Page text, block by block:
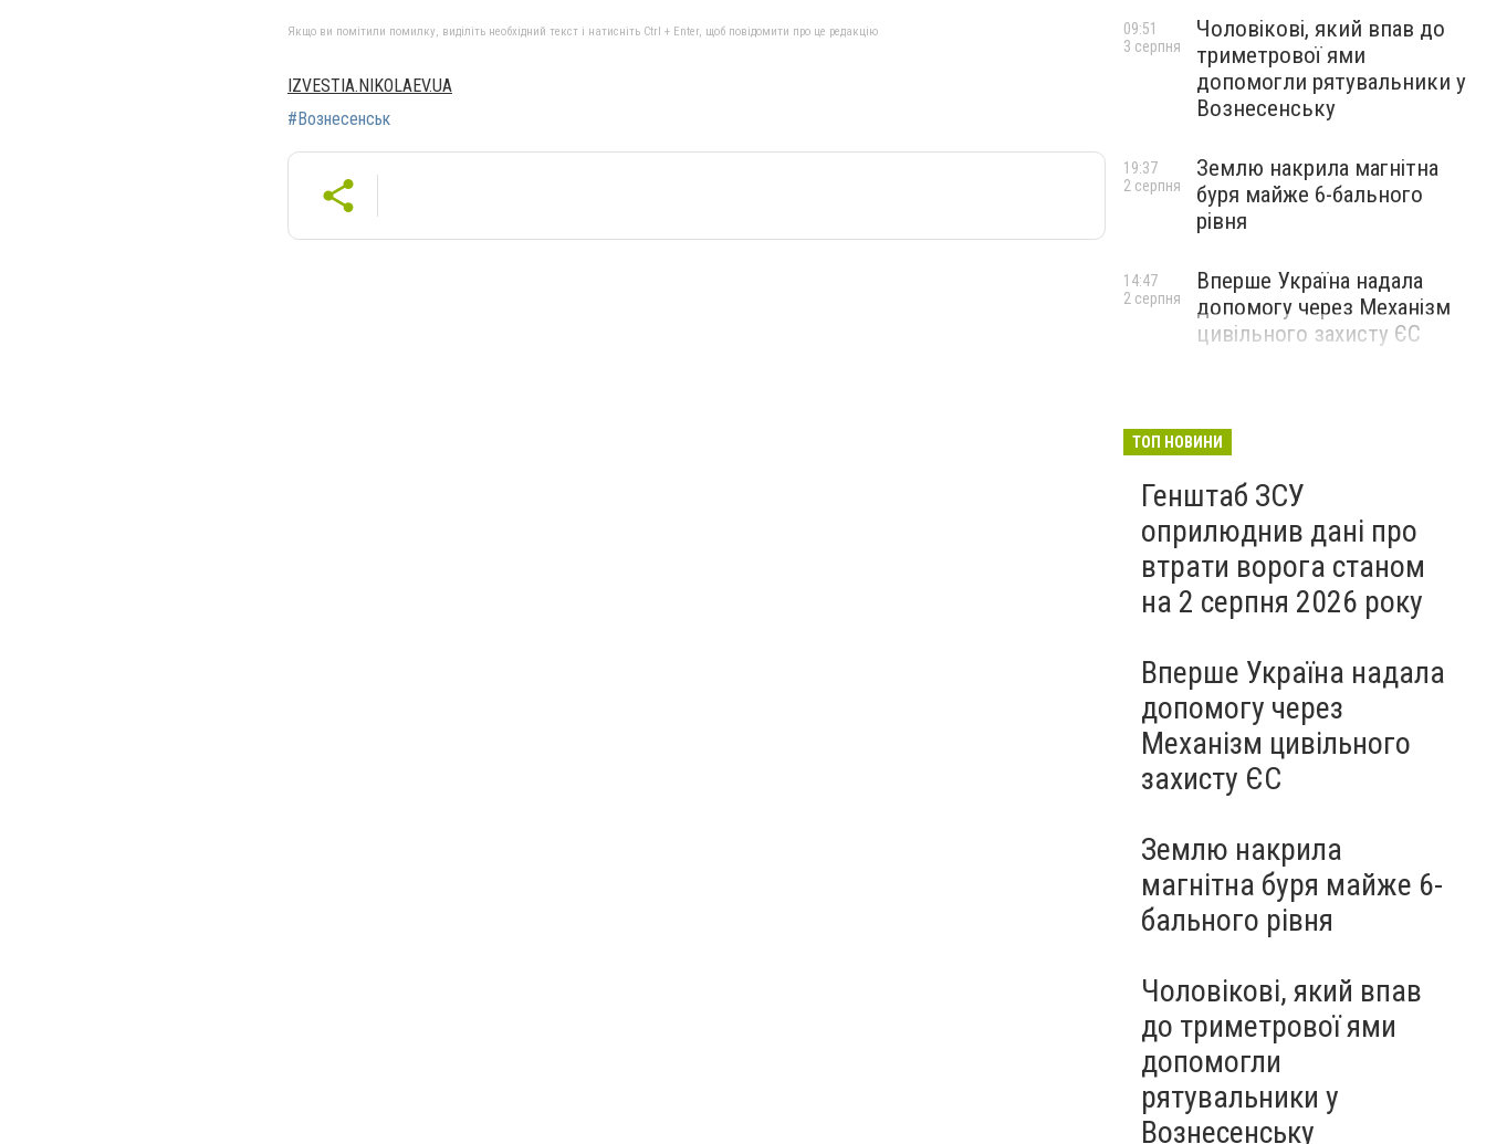
Якщо ви помітили помилку, виділіть необхідний текст і натисніть Ctrl + Enter, щоб повідомити про це редакцію
IZVESTIA.NIKOLAEV.UA
#Вознесенськ
Чоловікові, який впав до
триметрової ями
допомогли рятувальники у
Вознесенську
09:51
3 серпня
Землю накрила магнітна
буря майже 6-бального
рівня
19:37
2 серпня
Вперше Україна надала
допомогу через Механізм
цивільного захисту ЄС
14:47
2 серпня
ТОП НОВИНИ
Генштаб ЗСУ
оприлюднив дані про
втрати ворога станом
на 2 серпня 2026 року
Вперше Україна надала
допомогу через
Механізм цивільного
захисту ЄС
Землю накрила
магнітна буря майже 6-
бального рівня
Чоловікові, який впав
до триметрової ями
допомогли
рятувальники у
Вознесенську